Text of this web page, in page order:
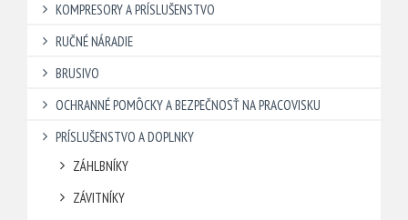
KOMPRESORY A PRÍSLUŠENSTVO
RUČNÉ NÁRADIE
BRUSIVO
OCHRANNÉ POMÔCKY A BEZPEČNOSŤ NA PRACOVISKU
PRÍSLUŠENSTVO A DOPLNKY
ZÁHLBNÍKY
ZÁVITNÍKY